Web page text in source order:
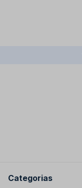
Categorias